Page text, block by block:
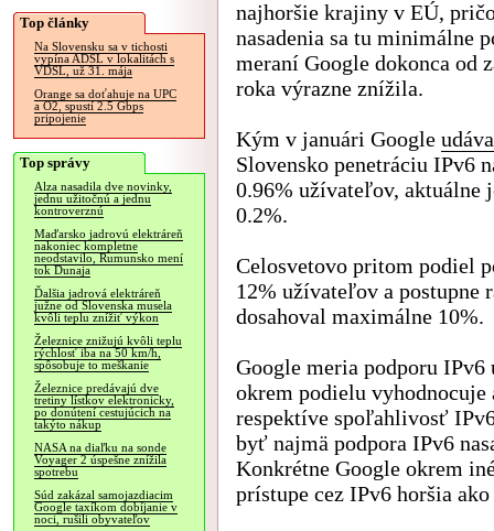
Top články
Na Slovensku sa v tichosti
vypína ADSL v lokalitách s
VDSL, už 31. mája
Orange sa doťahuje na UPC
a O2, spustí 2.5 Gbps
pripojenie
Top správy
Alza nasadila dve novinky,
jednu užitočnú a jednu
kontroverznú
Maďarsko jadrovú elektráreň
nakoniec kompletne
neodstavilo, Rumunsko mení
tok Dunaja
Ďalšia jadrová elektráreň
južne od Slovenska musela
kvôli teplu znížiť výkon
Železnice znižujú kvôli teplu
rýchlosť iba na 50 km/h,
spôsobuje to meškanie
Železnice predávajú dve
tretiny lístkov elektronicky,
po donútení cestujúcich na
takýto nákup
NASA na diaľku na sonde
Voyager 2 úspešne znížila
spotrebu
Súd zakázal samojazdiacim
Google taxíkom dobíjanie v
noci, rušili obyvateľov
najhoršie krajiny v EÚ,
nasadenia sa tu minimálne
meraní Google dokonca od
roka výrazne znížila.
Kým v januári Google
Slovensko penetráciu IPv6
0.96% užívateľov, aktuálne
0.2%.
Celosvetovo pritom podiel
12% užívateľov a postupne
dosahoval maximálne 10%.
Google meria podporu
okrem podielu
respektíve spoľahlivosť
byť najmä podpora IPv6
Konkrétne Google okrem
prístupe cez IPv6 horšia